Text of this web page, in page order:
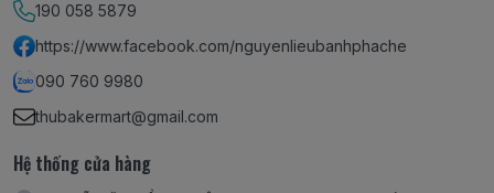
190 058 5879
https://www.facebook.com/nguyenlieubanhphache
090 760 9980
thubakermart@gmail.com
Hệ thống cửa hàng